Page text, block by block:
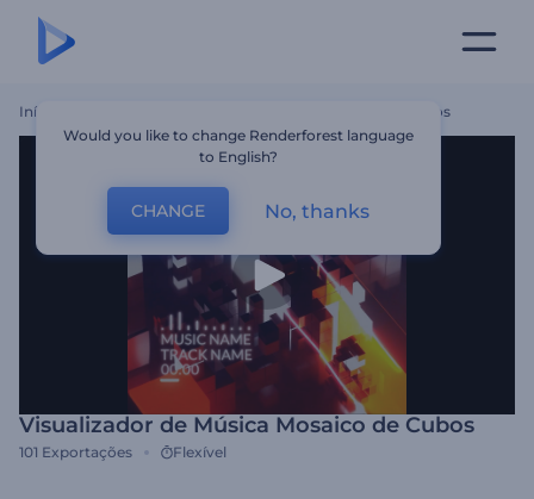
Início Visualizador De Música Mosaico De Cubos
Visualizador de Música Mosaico de Cubos
101 Exportações Flexível
Would you like to change Renderforest language
to English?
CHANGE No, thanks